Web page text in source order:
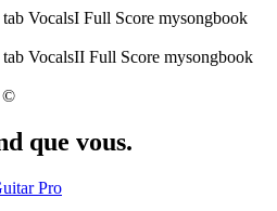
©
que vous.
Pro